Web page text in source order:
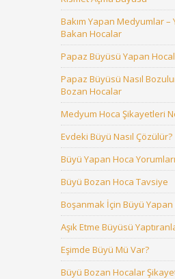
Bakım Yapan Medyumlar –
Bakan Hocalar
Papaz Büyüsü Yapan
Papaz Büyüsü Nasıl
Bozan Hocalar
Medyum Hoca Şikayetleri
Evdeki Büyü Nasıl Çözülür?
Büyü Yapan Hoca
Büyü Bozan Hoca Tavsiye
Boşanmak İçin Büyü
Aşık Etme Büyüsü
Eşimde Büyü Mü Var?
Büyü Bozan Hocalar